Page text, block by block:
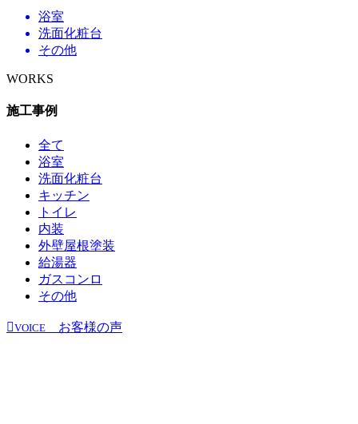
浴室
洗面化粧台
その他
WORKS
施工事例
全て
浴室
洗面化粧台
キッチン
トイレ
内装
外壁屋根塗装
給湯器
ガスコンロ
その他
VOICE お客様の声